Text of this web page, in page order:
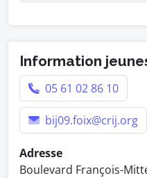
Information
05 61 02 86 10
bij09.foix@crij.org
Adresse
Boulevard François-